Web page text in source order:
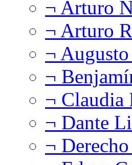
¬ Arturo
¬ Arturo
¬
¬
¬ Claudia
¬ Dante
¬